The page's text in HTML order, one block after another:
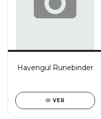
Havengul Runebinder
VER